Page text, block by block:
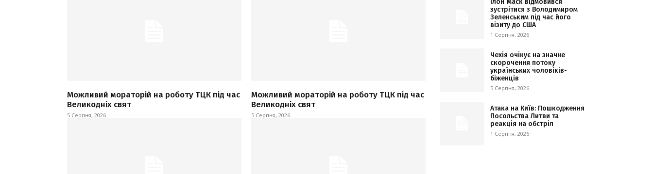
Можливий мораторій на роботу ТЦК під час
Великодніх свят
5 Серпня, 2026
Можливий мораторій на роботу ТЦК під час
Великодніх свят
5 Серпня, 2026
Ілон Маск відмовився
зустрітися з Володимиром
Зеленським під час його
візиту до США
1 Серпня, 2026
Чехія очікує на значне
скорочення потоку
українських чоловіків-
біженців
5 Серпня, 2026
Атака на Київ: Пошкодження
Посольства Литви та
реакція на обстріл
1 Серпня, 2026